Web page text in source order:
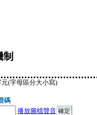
(字母區分大小寫)
碼
播放圖檔聲音